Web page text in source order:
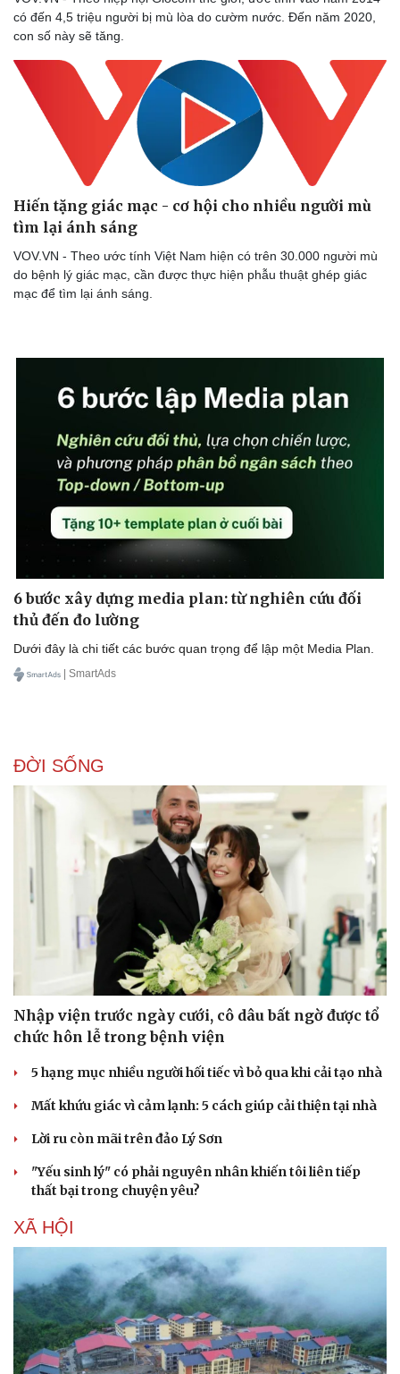
eSports
Hậu trường
Doanh nghiệp
Thông tin doanh nghiệp
Doanh nghiệp 24h
Vì cộng đồng
Công nghệ
Sành điệu
có đến 4,5 triệu người bị mù lòa do cườm nước. Đến năm 2020,
con số này sẽ tăng.
Hiến tặng giác mạc - cơ hội cho nhiều người mù
tìm lại ánh sáng
VOV.VN - Theo ước tính Việt Nam hiện có trên 30.000 người mù
do bệnh lý giác mạc, cần được thực hiện phẫu thuật ghép giác
mạc để tìm lại ánh sáng.
6 bước xây dựng media plan: từ nghiên cứu đối
thủ đến đo lường
Dưới đây là chi tiết các bước quan trọng để lập một Media Plan.
| SmartAds
ĐỜI SỐNG
Nhập viện trước ngày cưới, cô dâu bất ngờ được tổ
chức hôn lễ trong bệnh viện
5 hạng mục nhiều người hối tiếc vì bỏ qua khi cải tạo nhà
Mất khứu giác vì cảm lạnh: 5 cách giúp cải thiện tại nhà
Lời ru còn mãi trên đảo Lý Sơn
"Yếu sinh lý" có phải nguyên nhân khiến tôi liên tiếp
thất bại trong chuyện yêu?
XÃ HỘI